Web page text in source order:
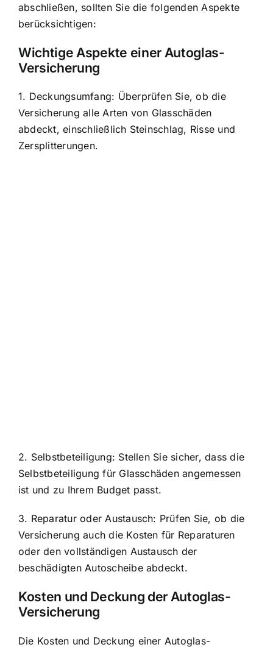
abschließen, sollten Sie die folgenden Aspekte
berücksichtigen:
Wichtige Aspekte einer Autoglas-
Versicherung
1. Deckungsumfang: Überprüfen Sie, ob die
Versicherung alle Arten von Glasschäden
abdeckt, einschließlich Steinschlag, Risse und
Zersplitterungen.
2. Selbstbeteiligung: Stellen Sie sicher, dass die
Selbstbeteiligung für Glasschäden angemessen
ist und zu Ihrem Budget passt.
3. Reparatur oder Austausch: Prüfen Sie, ob die
Versicherung auch die Kosten für Reparaturen
oder den vollständigen Austausch der
beschädigten Autoscheibe abdeckt.
Kosten und Deckung der Autoglas-
Versicherung
Die Kosten und Deckung einer Autoglas-